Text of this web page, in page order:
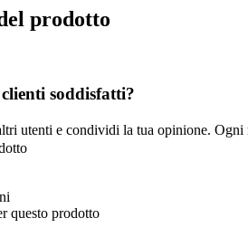
prodotto
soddisfatti?
utenti e condividi la tua opinione.
questo prodotto